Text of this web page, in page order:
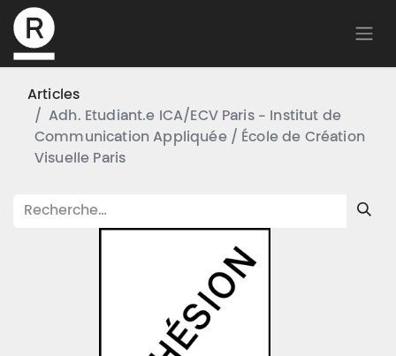
Articles
Adh. Etudiant.e ICA/ECV Paris - Institut de
Communication Appliquée / École de Création
Visuelle Paris